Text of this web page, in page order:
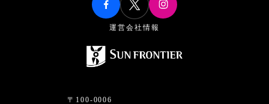
運営会社情報
〒100-0006